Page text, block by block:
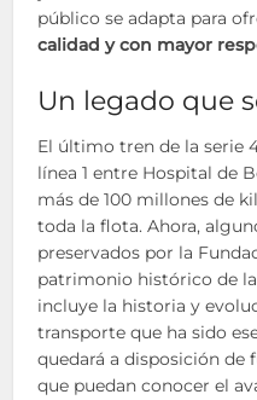
público se adapta para
calidad y con mayor
Un legado que
El último tren de la serie
línea 1 entre Hospital de
más de 100 millones de
toda la flota. Ahora,
preservados por la
patrimonio histórico de
incluye la historia y
transporte que ha sido
quedará a disposición de
que puedan conocer el